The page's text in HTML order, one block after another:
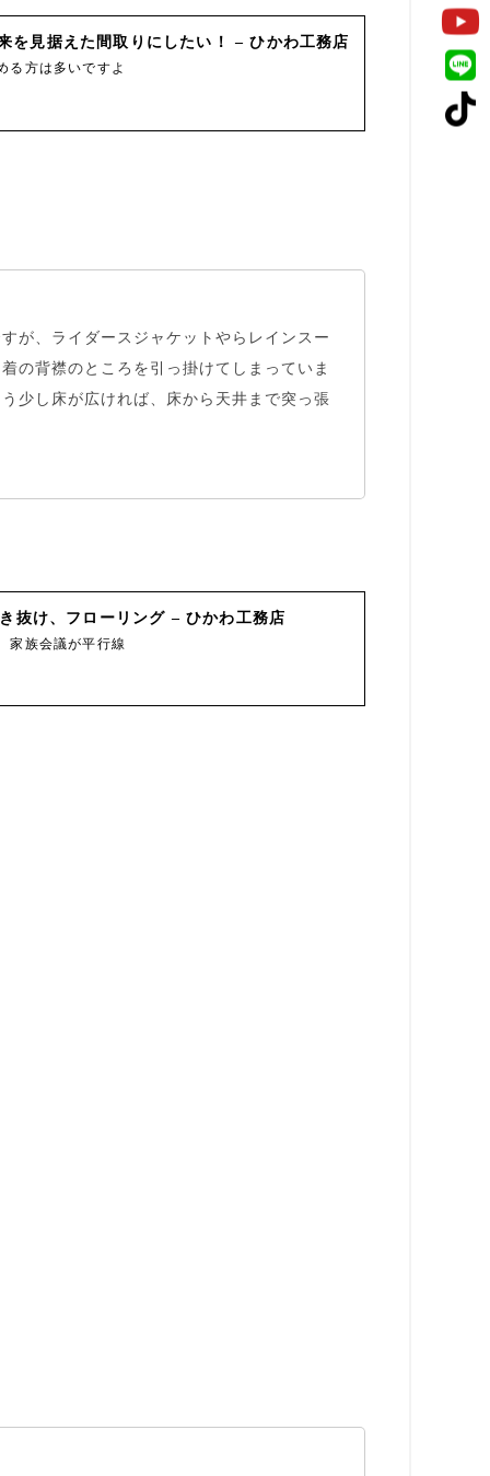
を見据えた間取りにしたい！ – ひかわ工務店
る方は多いですよ
が、ライダースジャケットやらレインスー
の背襟のところを引っ掛けてしまっていま
少し床が広ければ 、床から天井まで突っ張
抜け、フローリング – ひかわ工務店
家族会議が平行線